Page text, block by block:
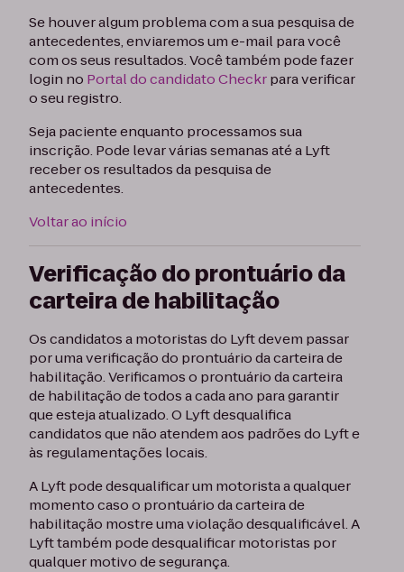
Se houver algum problema com a sua pesquisa de
antecedentes, enviaremos um e-mail para você
com os seus resultados. Você também pode fazer
login no Portal do candidato Checkrpara verificar
o seu registro.
Seja paciente enquanto processamos sua
inscrição. Pode levar várias semanas até a Lyft
receber os resultados da pesquisa de
antecedentes.
Voltar ao início
Verificação do prontuário da
carteira de habilitação
Os candidatos a motoristas do Lyft devem passar
por uma verificação do prontuário da carteira de
habilitação. Verificamos o prontuário da carteira
de habilitação de todos a cada ano para garantir
que esteja atualizado. O Lyft desqualifica
candidatos que não atendem aos padrões do Lyft e
às regulamentações locais.
A Lyft pode desqualificar um motorista a qualquer
momento caso o prontuário da carteira de
habilitação mostre uma violação desqualificável. A
Lyft também pode desqualificar motoristas por
qualquer motivo de segurança.